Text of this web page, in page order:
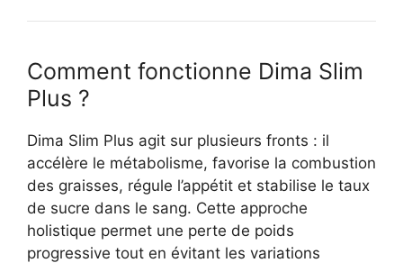
Comment fonctionne Dima Slim
Plus ?
Dima Slim Plus agit sur plusieurs fronts : il
accélère le métabolisme, favorise la combustion
des graisses, régule l’appétit et stabilise le taux
de sucre dans le sang. Cette approche
holistique permet une perte de poids
progressive tout en évitant les variations